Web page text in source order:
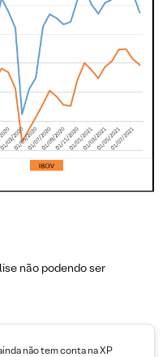
não podendo ser
não tem conta na XP